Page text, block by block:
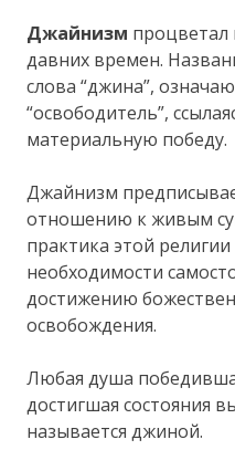
Джайнизм процветал
давних времен.
слова “джина”,
“освободитель”,
материальную победу.
Джайнизм
отношению к живым
практика этой
необходимости
достижению
освобождения.
Любая душа
достигшая состояния
называется джиной.